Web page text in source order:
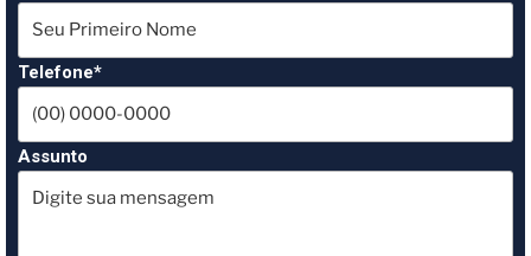
Telefone*
Assunto